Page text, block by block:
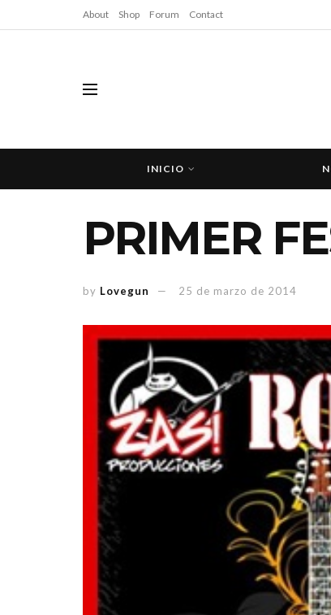
About Shop Forum Contact
INICIO
PRIMER
by Lovegun 25 de marzo de 2014